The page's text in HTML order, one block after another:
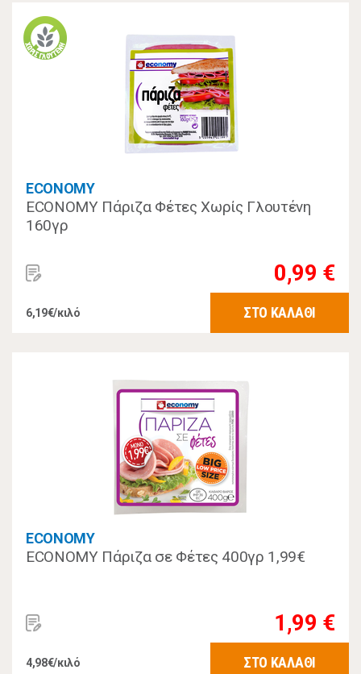
ECONOMY
ECONOMY Πάριζα Φέτες Χωρίς Γλουτένη
160γρ
0,99 €
6,19€/κιλό ΣΤΟ ΚΑΛΑΘΙ
ECONOMY
ECONOMY Πάριζα σε Φέτες 400γρ 1,99€
1,99 €
4,98€/κιλό ΣΤΟ ΚΑΛΑΘΙ